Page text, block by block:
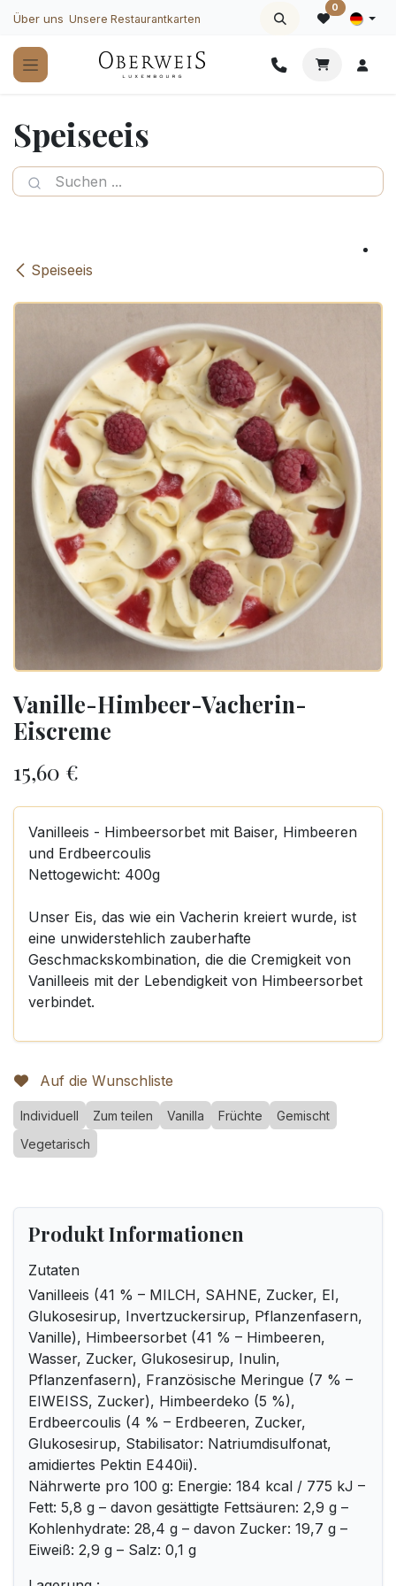
Zum Inhalt springen
Über uns Unsere Restaurantkarten
0
Speiseeis
Speiseeis
Vanille-Himbeer-Vacherin-
Eiscreme
15,60 €
Vanilleeis - Himbeersorbet mit Baiser, Himbeeren
und Erdbeercoulis
Nettogewicht: 400g
Unser Eis, das wie ein Vacherin kreiert wurde, ist
eine unwiderstehlich zauberhafte
Geschmackskombination, die die Cremigkeit von
Vanilleeis mit der Lebendigkeit von Himbeersorbet
verbindet.
Auf die Wunschliste
Individuell Zum teilen Vanilla Früchte
Gemischt
Vegetarisch
Produkt Informationen
Zutaten
Vanilleeis (41 % – MILCH, SAHNE, Zucker, EI,
Glukosesirup, Invertzuckersirup, Pflanzenfasern,
Vanille), Himbeersorbet (41 % – Himbeeren,
Wasser, Zucker, Glukosesirup, Inulin,
Pflanzenfasern), Französische Meringue (7 % –
EIWEISS, Zucker), Himbeerdeko (5 %),
Erdbeercoulis (4 % – Erdbeeren, Zucker,
Glukosesirup, Stabilisator: Natriumdisulfonat,
amidiertes Pektin E440ii).
Nährwerte pro 100 g: Energie: 184 kcal / 775 kJ –
Fett: 5,8 g – davon gesättigte Fettsäuren: 2,9 g –
Kohlenhydrate: 28,4 g – davon Zucker: 19,7 g –
Eiweiß: 2,9 g – Salz: 0,1 g